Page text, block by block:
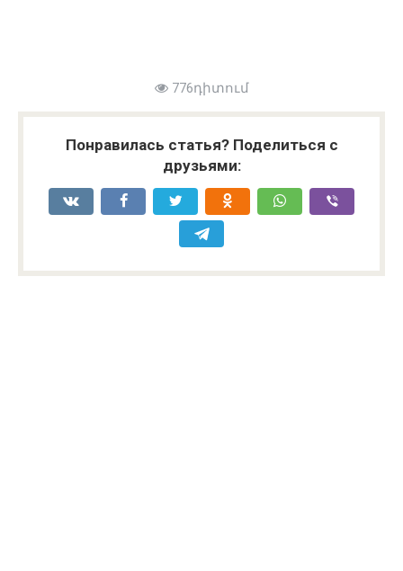
776դիտում
Понравилась статья? Поделиться с
друзьями: